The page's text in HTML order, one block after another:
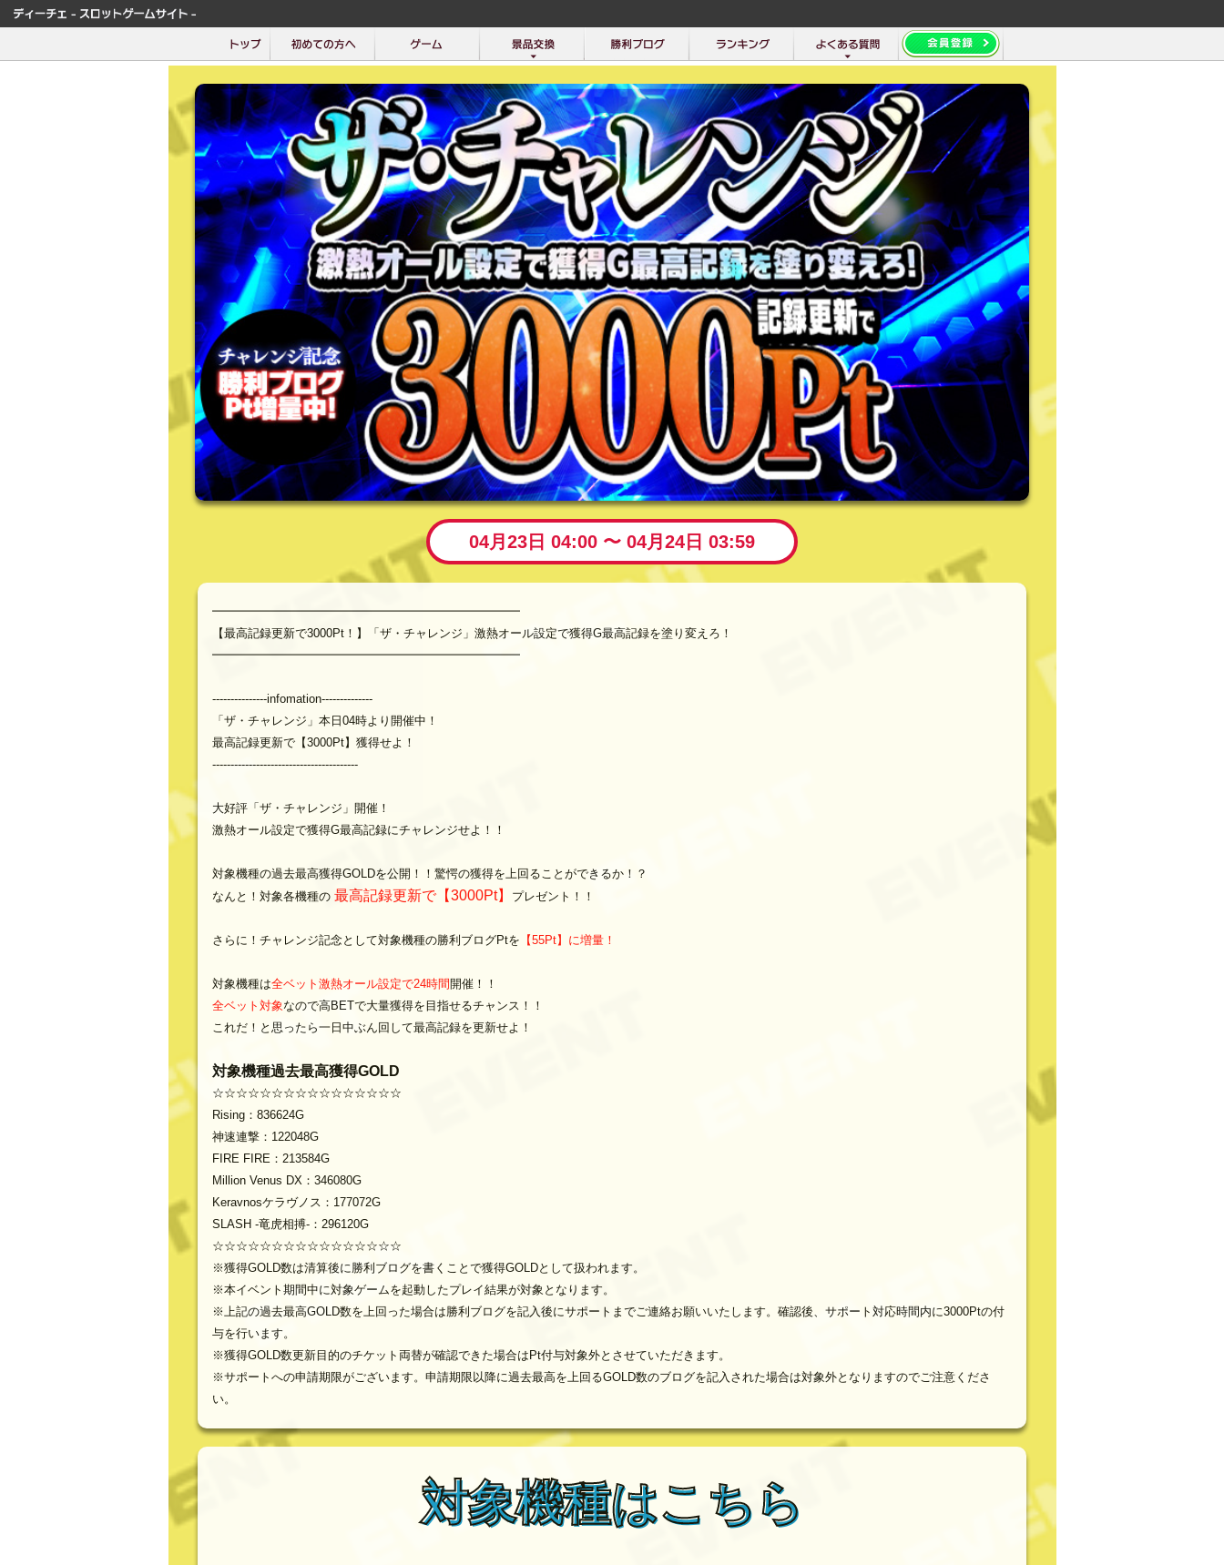
04月23日 04:00 〜 04月24日 03:59
━━━━━━━━━━━━━━━━━━━━━━━━━━
【最高記録更新で3000Pt！】「ザ・チャレンジ」激熱オール設定で獲得G最高記録を塗り変えろ！
━━━━━━━━━━━━━━━━━━━━━━━━━━
---------------infomation--------------
「ザ・チャレンジ」本日04時より開催中！
最高記録更新で【3000Pt】獲得せよ！
----------------------------------------
大好評「ザ・チャレンジ」開催！
激熱オール設定で獲得G最高記録にチャレンジせよ！！
対象機種の過去最高獲得GOLDを公開！！驚愕の獲得を上回ることができるか！？
なんと！対象各機種の最高記録更新で【3000Pt】 プレゼント！！
さらに！チャレンジ記念として対象機種の勝利ブログPtを 【55Pt】に増量！
対象機種は全ベット激熱オール設定で24時間 開催！！
全ベット対象なので高BETで大量獲得を目指せるチャンス！！
これだ！と思ったら一日中ぶん回して最高記録を更新せよ！
対象機種過去最高獲得GOLD
☆☆☆☆☆☆☆☆☆☆☆☆☆☆☆☆
Rising：836624G
神速連撃：122048G
FIRE FIRE：213584G
Million Venus DX：346080G
Keravnosケラヴノス：177072G
SLASH -竜虎相搏-：296120G
☆☆☆☆☆☆☆☆☆☆☆☆☆☆☆☆
※獲得GOLD数は清算後に勝利ブログを書くことで獲得GOLDとして扱われます。
※本イベント期間中に対象ゲームを起動したプレイ結果が対象となります。
※上記の過去最高GOLD数を上回った場合は勝利ブログを記入後にサポートまでご連絡お願いいたします。確認後、サポート対応時間内に3000Ptの付
与を行います。
※獲得GOLD数更新目的のチケット両替が確認できた場合はPt付与対象外とさせていただきます。
※サポートへの申請期限がございます。申請期限以降に過去最高を上回るGOLD数のブログを記入された場合は対象外となりますのでご注意くださ
い。
対象機種はこちら